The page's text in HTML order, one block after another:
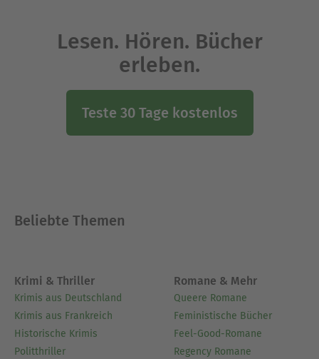
Lesen. Hören. Bücher
erleben.
Teste 30 Tage kostenlos
Beliebte Themen
Krimi & Thriller
Krimis aus Deutschland
Krimis aus Frankreich
Historische Krimis
Politthriller
Romane & Mehr
Queere Romane
Feministische Bücher
Feel-Good-Romane
Regency Romane